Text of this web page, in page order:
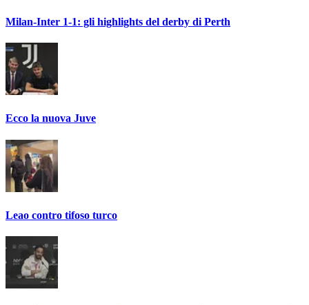
Milan-Inter 1-1: gli highlights del derby di Perth
Ecco la nuova Juve
Leao contro tifoso turco